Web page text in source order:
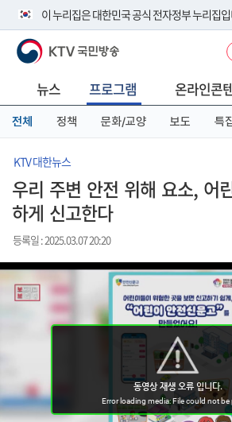
이 누리집은 대한민국 공식 전자정부 누리집
공식 누리집 주소 확인하기
니다.
이밖에 or.kr 또는 .kr등 다른 도메인 주소를 사
서 도메인 주소를 확인해 보세요
KTV 국민방송
뉴스 프로그램 온라인콘
전체 정책 문화/교양 보도 특
KTV 대한뉴스
우리 주변 안전 위해 요소, 어
하게 신고한다
등록일 : 2025.03.07 20:20